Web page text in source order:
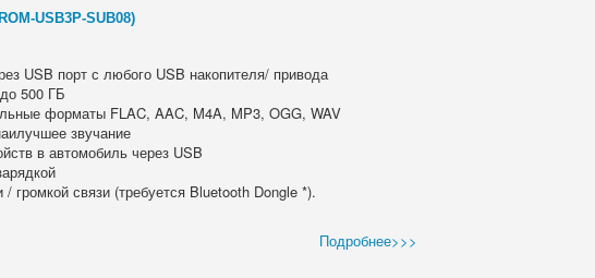
USB3P-SUB08)
USB порт с любого USB накопителя/ привода
500 ГБ
форматы FLAC, AAC, M4A, MP3, OGG, WAV
звучание
в автомобиль через USB
громкой связи (требуется Bluetooth Dongle *).
Подробнее>>>